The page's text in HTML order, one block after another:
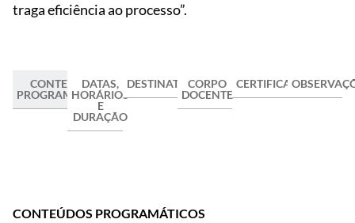
traga eficiência ao processo”.
CONTEÚDOS
PROGRAMÁTICOS
DATAS,
HORÁRIOS
E
DURAÇÃO
DESTINATÁRIOS/AS
CORPO
DOCENTE
CERTIFICAÇÃO
CONTEÚDOS PROGRAMÁTICOS